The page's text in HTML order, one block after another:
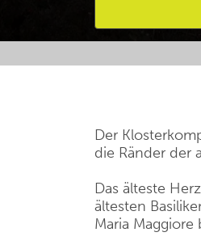
Bevorzugte
Der
die Ränder der
Das älteste
ältesten
Maria